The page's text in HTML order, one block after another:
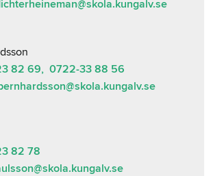
82 69, 0722-33 88 56
82 78